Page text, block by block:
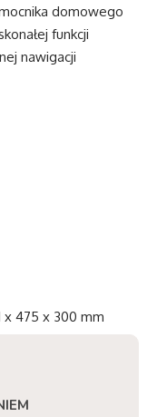
domowego
funkcji
nawigacji
x 475 x 300 mm